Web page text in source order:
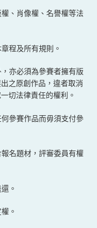
、肖像權、名譽權等法
程及所有規則。
亦必須為參賽者擁有版
之原創作品，違者取消
切法律責任的權利。
參賽作品而毋須支付參
名題材，評審委員有權
。
。